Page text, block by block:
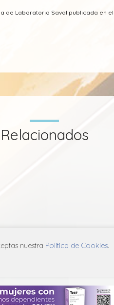
de Laboratorio Saval publicada en
Relacionados
nuestra Política de Cookies.